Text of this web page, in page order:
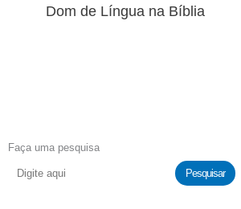
Dom de Língua na Bíblia
Faça uma pesquisa
Pesquisar